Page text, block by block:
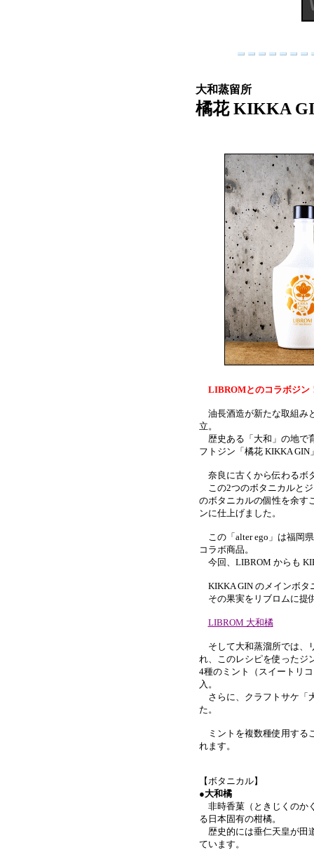
大和蒸留所
橘花 KIKKA
LIBROMとのコラボジン
油長酒造が新たな取組み
立。
歴史ある「大和」の地で
フトジン「橘花 KIKKA
奈良に古くから伝わるボ
この2つのボタニカルと
のボタニカルの個性を余す
ンに仕上げました。
この「alter ego」は福岡
コラボ商品。
今回、LIBROM からも
KIKKA GIN のメインボタ
その果実をリブロムに提
LIBROM 大和橘
そして大和蒸溜所では、
れ、このレシピを使ったジ
4種のミント（スイートリ
入。
さらに、クラフトサケ「
た。
ミントを複数種使用する
れます。
【ボタニカル】
●大和橘
非時香菓（ときじくのか
る日本固有の柑橘。
歴史的には垂仁天皇が田
ています。